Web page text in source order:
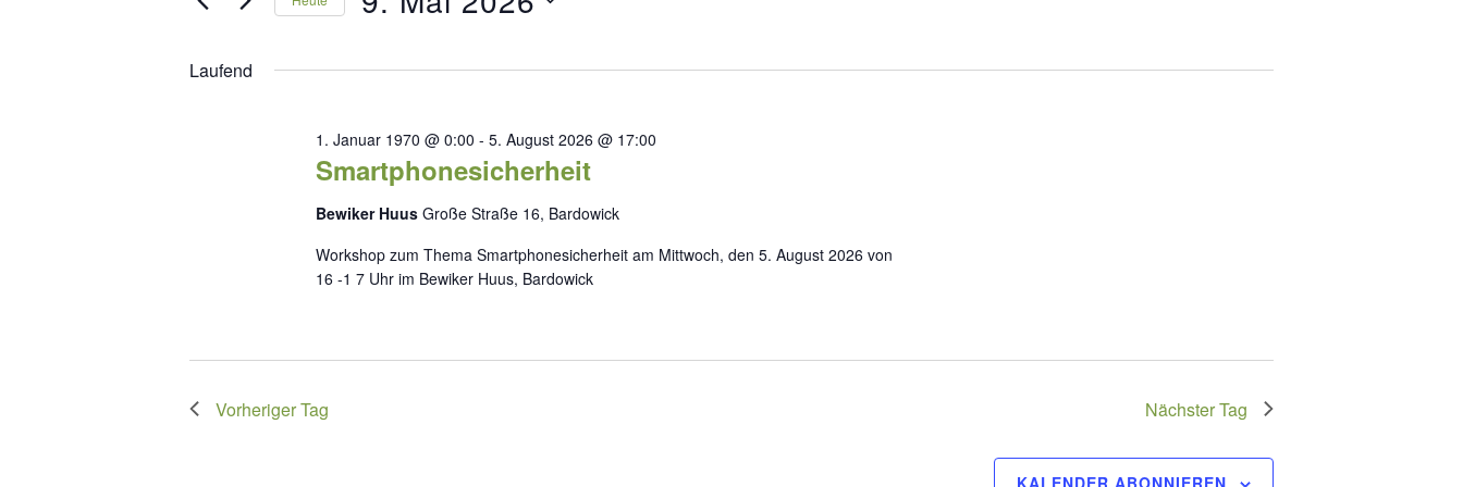
2026
Ansichten,
Navigation
Veranstaltungen
wählen.
Laufend
Smartphonesicherheit
1. Januar 1970 @ 0:00 - 5. August 2026 @ 17:00
Bewiker Huus Große Straße 16, Bardowick
Workshop zum Thema Smartphonesicherheit am Mittwoch, den 5. August 2026 von
16 -1 7 Uhr im Bewiker Huus, Bardowick
Vorheriger Tag Nächster Tag
KALENDER ABONNIEREN